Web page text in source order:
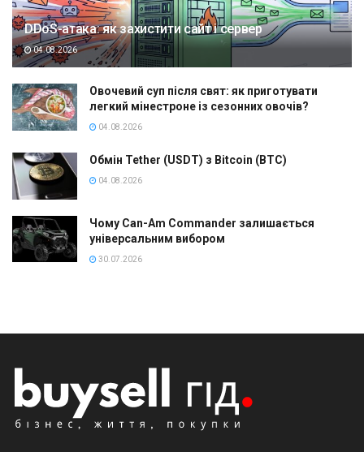
DDoS-атака: як захистити сайт і сервер
04.08.2026
Овочевий суп після свят: як приготувати
легкий мінестроне із сезонних овочів?
04.08.2026
Обмін Tether (USDT) з Bitcoin (BTC)
04.08.2026
Чому Can-Am Commander залишається
універсальним вибором
30.07.2026